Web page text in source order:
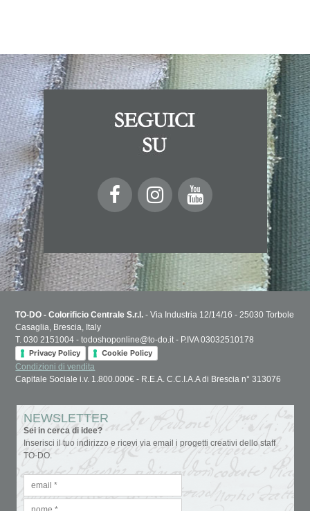
TO-DO - Colorificio Centrale S.r.l. - Via Industria 12/14/16 - 25030 Torbole
Casaglia, Brescia, Italy
T. 030 2151004 - todoshoponline@to-do.it - P.IVA 03032510178
Privacy Policy
Cookie Policy
Condizioni di vendita
Capitale Sociale i.v. 1.800.000€ - R.E.A. C.C.I.A.A di Brescia n° 313076
NEWSLETTER
Sei in cerca di idee?
Inserisci il tuo indirizzo e ricevi via email i progetti creativi dello staff
TO-DO.